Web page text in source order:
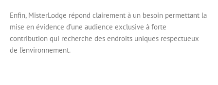
Enfin, MisterLodge répond clairement à un besoin permettant la
mise en évidence d’une audience exclusive à forte
contribution qui recherche des endroits uniques respectueux
de l’environnement.